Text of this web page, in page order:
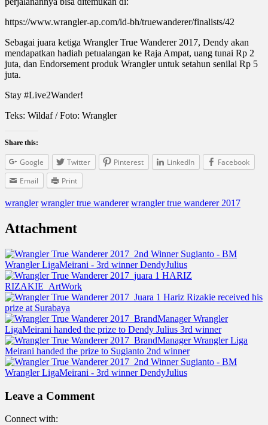
https://www.wrangler-ap.com/id-bh/truewanderer/finalists/42
Sebagai juara ketiga Wrangler True Wanderer 2017, Dendy akan
mendapatkan hadiah petualangan ke Raja Ampat, uang tunai Rp 2
juta, dan Endorsement produk Wrangler untuk setahun senilai Rp 5
juta.
Stay #Live2Wander!
Teks: Wildaf / Foto: Wrangler
Share this:
Google Twitter Pinterest LinkedIn
Facebook
Email
Print
wrangler wrangler true wanderer wrangler true wanderer 2017
Attachment
Leave a Comment
Connect with: